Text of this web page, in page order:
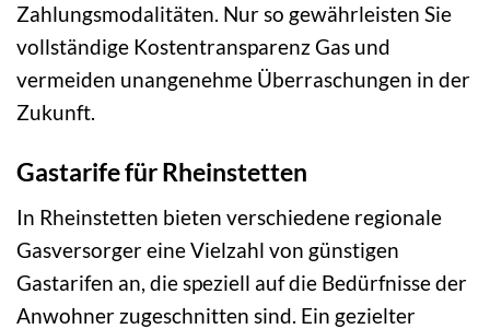
Zahlungsmodalitäten. Nur so gewährleisten Sie
vollständige Kostentransparenz Gas und
vermeiden unangenehme Überraschungen in der
Zukunft.
Gastarife für Rheinstetten
In Rheinstetten bieten verschiedene regionale
Gasversorger eine Vielzahl von günstigen
Gastarifen an, die speziell auf die Bedürfnisse der
Anwohner zugeschnitten sind. Ein gezielter